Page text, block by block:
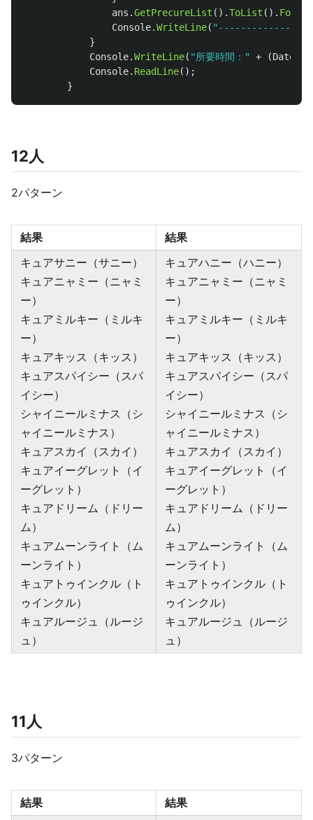
ans .GetPrecureList ().ToList ().
Console.WriteLine(
}
Console.WriteLine( "所要時間：" + (
Console. ReadLine();
}
12人
2パターン
結果
結果
キュアサニー（サニー）
キュアニャミー（ニャミ
ー）
キュアミルキー（ミルキ
ー）
キュアキッス（キッス）
キュアスパイシー（スパ
イシー）
シャイニールミナス（シ
ャイニールミナス）
キュアスカイ（スカイ）
キュアイーグレット（イ
ーグレット）
キュアドリーム（ドリー
ム）
キュアムーンライト（ム
ーンライト）
キュアトゥインクル（ト
ゥインクル）
キュアルージュ（ルージ
ュ）
キュアハニー（ハニー）
キュアニャミー（ニャミ
ー）
キュアミルキー（ミルキ
ー）
キュアキッス（キッス）
キュアスパイシー（スパ
イシー）
シャイニールミナス（シ
ャイニールミナス）
キュアスカイ（スカイ）
キュアイーグレット（イ
ーグレット）
キュアドリーム（ドリー
ム）
キュアムーンライト（ム
ーンライト）
キュアトゥインクル（ト
ゥインクル）
キュアルージュ（ルージ
ュ）
11人
3パターン
結果
結果